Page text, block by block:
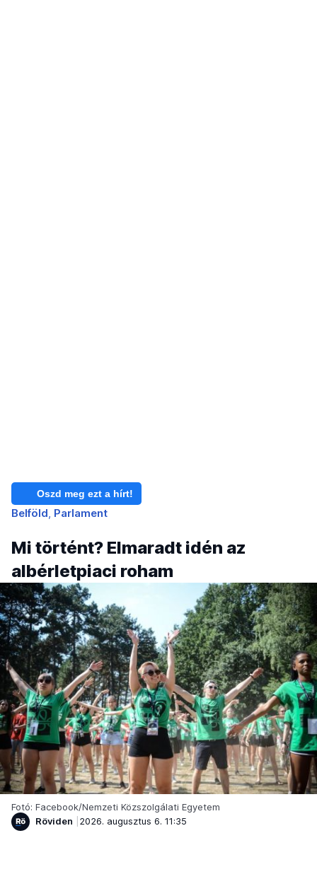
Oszd meg ezt a hírt!
Belföld Parlament
Mi történt? Elmaradt idén az
albérletpiaci roham
Fotó: Facebook/Nemzeti Közszolgálati Egyetem
Röviden
2026. augusztus 6. 11:35